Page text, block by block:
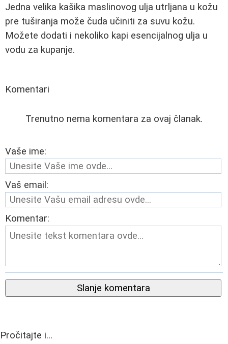
Jedna velika kašika maslinovog ulja utrljana u kožu
pre tuširanja može čuda učiniti za suvu kožu.
Možete dodati i nekoliko kapi esencijalnog ulja u
vodu za kupanje.
Komentari
Trenutno nema komentara za ovaj članak.
Vaše ime:
Vaš email:
Komentar:
Slanje komentara
Pročitajte i...